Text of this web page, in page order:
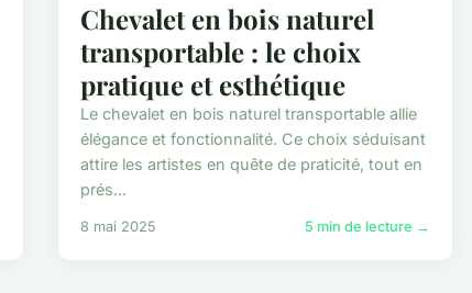
Chevalet en bois naturel
transportable : le choix
pratique et esthétique
Le chevalet en bois naturel transportable allie
élégance et fonctionnalité. Ce choix séduisant
attire les artistes en quête de praticité, tout en
prés...
8 mai 2025 5 min de lecture →